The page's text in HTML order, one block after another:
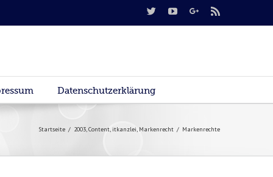
Datenschutzerklärung
Startseite / 2003,Content, itkanzlei, Markenrecht / Markenrechte